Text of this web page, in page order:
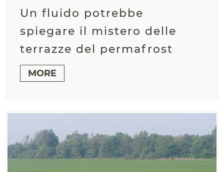
Un fluido potrebbe
spiegare il mistero delle
terrazze del permafrost
MORE